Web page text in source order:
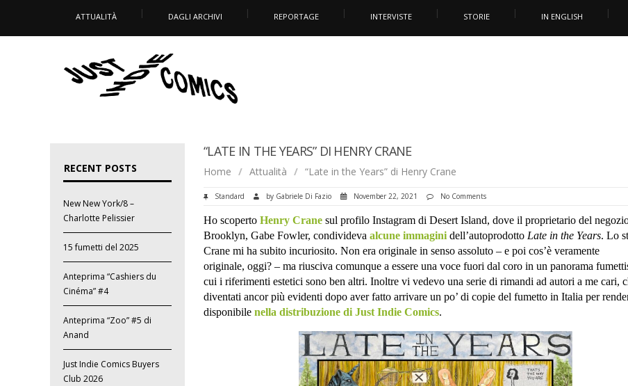
ATTUALITÀ DAGLI ARCHIVI REPORTAGE INTERVISTE STORIE IN ENGLISH
“LATE IN THE YEARS” DI HENRY CRANE
Home / Attualità / “Late in the Years” di Henry Crane
Standard by Gabriele Di Fazio November 22, 2021 No Comments
Ho scopertoHenry Crane sul profilo Instagram di Desert Island, dove il proprietario del
Brooklyn, Gabe Fowler, condividevaalcune immagini dell’autoprodotto Late in the Years. Lo
Crane mi ha subito incuriosito. Non era originale in senso assoluto – e poi cos’è veramente
originale, oggi? – ma riusciva comunque a essere una voce fuori dal coro in un panorama
cui i riferimenti estetici sono ben altri. Inoltre vi vedevo una serie di rimandi ad autori a me cari,
diventati ancor più evidenti dopo aver fatto arrivare un po’ di copie del fumetto in Italia per
disponibilenella distribuzione di Just Indie Comics.
RECENT POSTS
New New York/8 –
Charlotte Pelissier
15 fumetti del 2025
Anteprima “Cashiers du
Cinéma” #4
Anteprima “Zoo” #5 di
Anand
Just Indie Comics Buyers
Club 2026